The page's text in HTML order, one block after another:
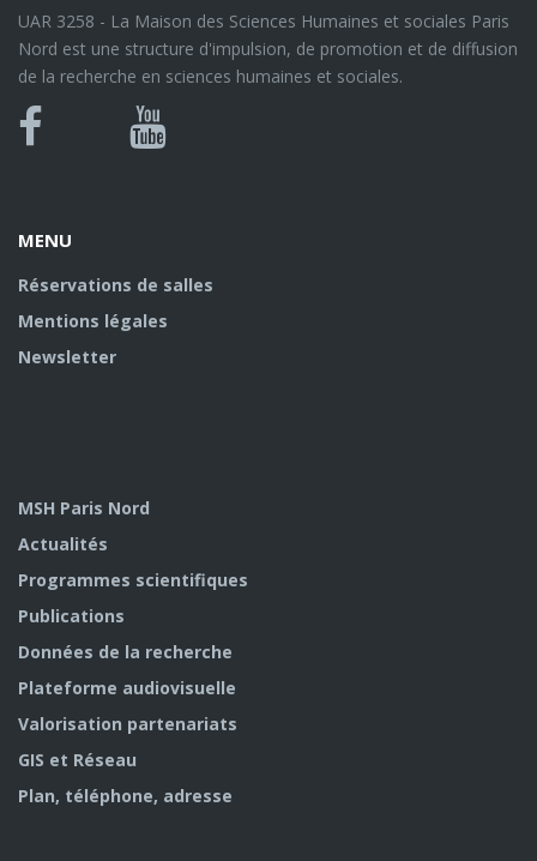
UAR 3258 - La Maison des Sciences Humaines et sociales Paris
Nord est une structure d'impulsion, de promotion et de diffusion
de la recherche en sciences humaines et sociales.
Bluesky
Canal
MENU
Réservations de salles
Mentions légales
Newsletter
MSH Paris Nord
Actualités
Programmes scientifiques
Publications
Données de la recherche
Plateforme audiovisuelle
Valorisation partenariats
GIS et Réseau
Plan, téléphone, adresse